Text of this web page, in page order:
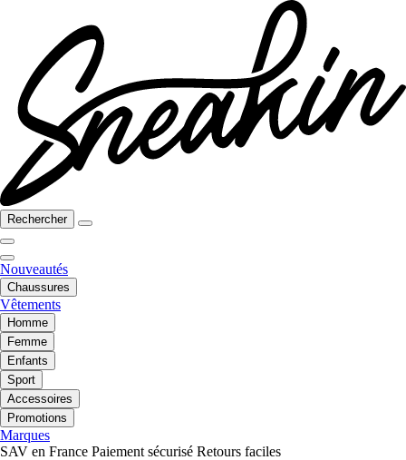
Rechercher
Nouveautés
Chaussures
Vêtements
Homme
Femme
Enfants
Sport
Accessoires
Promotions
Marques
SAV en France Paiement sécurisé Retours faciles